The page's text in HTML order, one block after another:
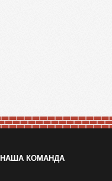
НАША КОМАНДА